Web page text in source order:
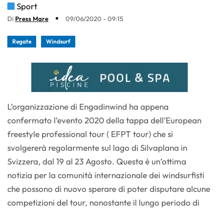
Sport
Di Press Mare 09/06/2020 - 09:15
Regate Windsurf
L’organizzazione di Engadinwind ha appena
confermato l’evento 2020 della tappa dell’European
freestyle professional tour ( EFPT tour) che si
svolgererà regolarmente sul lago di Silvaplana in
Svizzera, dal 19 al 23 Agosto. Questa è un’ottima
notizia per la comunità internazionale dei windsurfisti
che possono di nuovo sperare di poter disputare alcune
competizioni del tour, nonostante il lungo periodo di